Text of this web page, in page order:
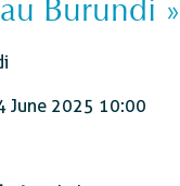
au Burundi »
June 2025 10:00